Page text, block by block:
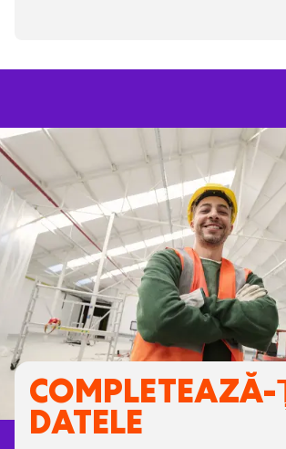
COMPLETEAZĂ-
DATELE